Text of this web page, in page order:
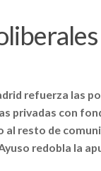
refuerza las
privadas con
al resto de
redobla la